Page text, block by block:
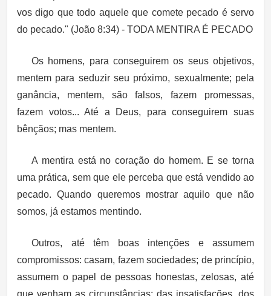
vos digo que todo aquele que comete pecado é servo
do pecado." (João 8:34) - TODA MENTIRA É PECADO
Os homens, para conseguirem os seus objetivos,
mentem para seduzir seu próximo, sexualmente; pela
ganância, mentem, são falsos, fazem promessas,
fazem votos... Até a Deus, para conseguirem suas
bênçãos; mas mentem.
A mentira está no coração do homem. E se torna
uma prática, sem que ele perceba que está vendido ao
pecado. Quando queremos mostrar aquilo que não
somos, já estamos mentindo.
Outros, até têm boas intenções e assumem
compromissos: casam, fazem sociedades; de princípio,
assumem o papel de pessoas honestas, zelosas, até
que venham as circunstâncias: das insatisfações, dos